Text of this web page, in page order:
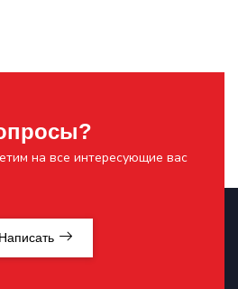
на все интересующие вас
Написать